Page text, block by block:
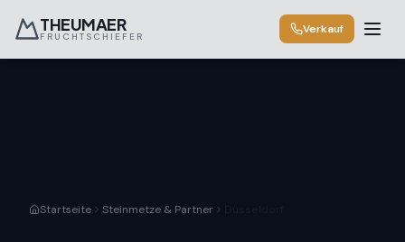
THEUMAER
FRUCHTSCHIEFER
Verkauf
Startseite Steinmetze & Partner